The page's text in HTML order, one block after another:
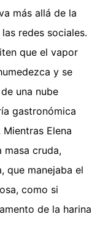
más allá de la
redes sociales.
que el vapor
y se
una nube
gastronómica
Elena
masa cruda,
que manejaba el
como si
de la harina